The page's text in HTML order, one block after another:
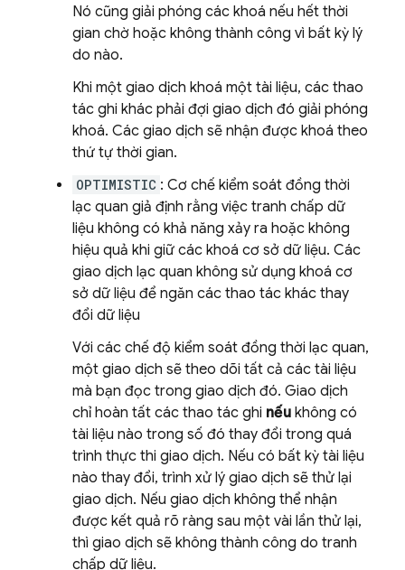
Nó cũng giải phóng các khoá nếu hết thời
gian chờ hoặc không thành công vì bất kỳ lý
do nào.
Khi một giao dịch khoá một tài liệu, các thao
tác ghi khác phải đợi giao dịch đó giải phóng
khoá. Các giao dịch sẽ nhận được khoá theo
thứ tự thời gian.
OPTIMISTIC : Cơ chế kiểm soát đồng thời
lạc quan giả định rằng việc tranh chấp dữ
liệu không có khả năng xảy ra hoặc không
hiệu quả khi giữ các khoá cơ sở dữ liệu. Các
giao dịch lạc quan không sử dụng khoá cơ
sở dữ liệu để ngăn các thao tác khác thay
đổi dữ liệu
Với các chế độ kiểm soát đồng thời lạc quan,
một giao dịch sẽ theo dõi tất cả các tài liệu
mà bạn đọc trong giao dịch đó. Giao dịch
chỉ hoàn tất các thao tác ghi nếukhông có
tài liệu nào trong số đó thay đổi trong quá
trình thực thi giao dịch. Nếu có bất kỳ tài liệu
nào thay đổi, trình xử lý giao dịch sẽ thử lại
giao dịch. Nếu giao dịch không thể nhận
được kết quả rõ ràng sau một vài lần thử lại,
thì giao dịch sẽ không thành công do tranh
chấp dữ liệu.